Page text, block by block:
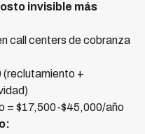
invisible más
call centers de cobranza
+
= $17,500-$45,000/año